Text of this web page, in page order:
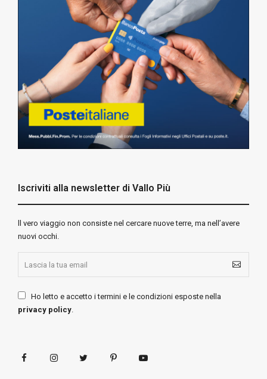
Iscriviti alla newsletter di Vallo Più
ll vero viaggio non consiste nel cercare nuove terre, ma nell’avere
nuovi occhi.
Ho letto e accetto i termini e le condizioni esposte nella
privacy policy.